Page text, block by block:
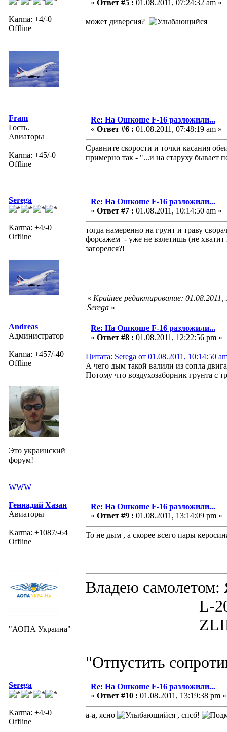
Karma: +4/-0
Offline
« Ответ #5 : 01.08.2011, 07:24:32 am »
может диверсия?
Fram
Гость.
Авиаторы
Karma: +45/-0
Offline
Re: На Ошкоше F-16 разложили...
« Ответ #6 : 01.08.2011, 07:48:19 am »
Сравните скорости и точки касания
примерно так - "...и на старуху бывает
Serega
Karma: +4/-0
Offline
Re: На Ошкоше F-16 разложили...
« Ответ #7 : 01.08.2011, 10:14:50 am »
тогда намеренно на грунт и траву
форсажем - уже не взлетишь (не
загорелся?!
« Крайнее редактирование:
Serega »
Andreas
Администратор
Karma: +457/-40
Offline
Это украинский
форум!
WWW
Re: На Ошкоше F-16 разложили...
« Ответ #8 : 01.08.2011, 12:22:56 pm »
Цитата: Serega от 01.08.2011, 10:14:50
А чего дым такой валили из сопла
Потому что воздухозаборник грунта с
Геннадий Хазан
Авиаторы
Karma: +1087/-64
Offline
"АОПА Украина"
Re: На Ошкоше F-16 разложили...
« Ответ #9 : 01.08.2011, 13:14:09 pm »
То не дым , а скорее всего пары
Владею
L-200D
ZLIN 526
"Отпустить
Serega
Karma: +4/-0
Offline
Re: На Ошкоше F-16 разложили...
« Ответ #10 : 01.08.2011, 13:19:38 pm »
а-а, ясно , спсб!